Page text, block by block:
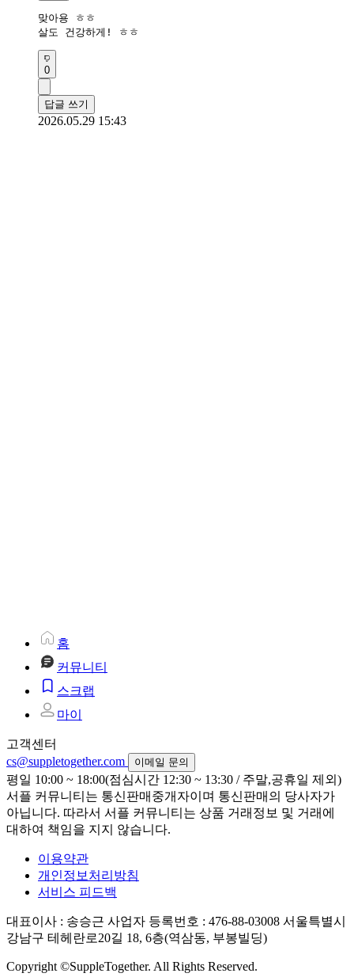
맞아용 ㅎㅎ
살도 건강하게! ㅎㅎ
0
답글 쓰기
2026.05.29 15:43
홈
커뮤니티
스크랩
마이
고객센터
cs@suppletogether.com
이메일 문의
평일 10:00 ~ 18:00(점심시간 12:30 ~ 13:30 / 주말,공휴일 제외)
서플 커뮤니티는 통신판매중개자이며 통신판매의 당사자가
아닙니다. 따라서 서플 커뮤니티는 상품 거래정보 및 거래에
대하여 책임을 지지 않습니다.
이용약관
개인정보처리방침
서비스 피드백
대표이사 : 송승근 사업자 등록번호 : 476-88-03008 서울특별시
강남구 테헤란로20길 18, 6층(역삼동, 부봉빌딩)
Copyright ©SuppleTogether. All Rights Reserved.